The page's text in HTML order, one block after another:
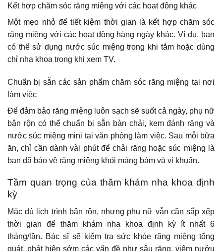
Kết hợp chăm sóc răng miệng với các hoạt động khác
Một mẹo nhỏ để tiết kiệm thời gian là kết hợp chăm sóc
răng miệng với các hoạt động hàng ngày khác. Ví dụ, bạn
có thể sử dụng nước súc miệng trong khi tắm hoặc dùng
chỉ nha khoa trong khi xem TV.
Chuẩn bị sẵn các sản phẩm chăm sóc răng miệng tại nơi
làm việc
Để đảm bảo răng miệng luôn sạch sẽ suốt cả ngày, phụ nữ
bận rộn có thể chuẩn bị sẵn bàn chải, kem đánh răng và
nước súc miệng mini tại văn phòng làm việc. Sau mỗi bữa
ăn, chỉ cần dành vài phút để chải răng hoặc súc miệng là
bạn đã bảo vệ răng miệng khỏi mảng bám và vi khuẩn.
Tầm quan trọng của thăm khám nha khoa định
kỳ
Mặc dù lịch trình bận rộn, nhưng phụ nữ vẫn cần sắp xếp
thời gian để thăm khám nha khoa định kỳ ít nhất 6
tháng/lần. Bác sĩ sẽ kiểm tra sức khỏe răng miệng tổng
quát, phát hiện sớm các vấn đề như sâu răng, viêm nướu